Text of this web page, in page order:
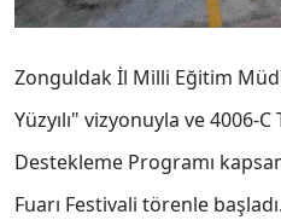
Zonguldak İl Milli Eğitim
Yüzyılı" vizyonuyla ve 4006-C
Destekleme Programı
Fuarı Festivali törenle başladı.